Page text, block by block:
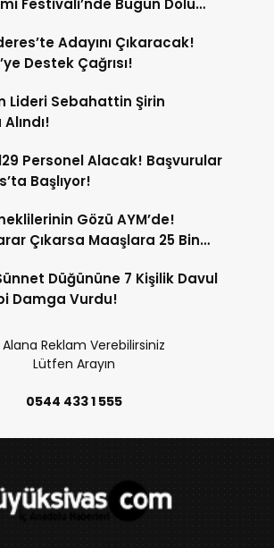
Festivali’nde Bugün Dolu
Adayını Çıkaracak!
Destek Çağrısı!
Lideri Sebahattin Şirin
Personel Alacak! Başvurular
Başlıyor!
Gözü AYM’de!
Çıkarsa Maaşlara 25 Bin
Düğününe 7 Kişilik Davul
Damga Vurdu!
Alana Reklam Verebilirsiniz
Lütfen Arayın
0544 433 1 555